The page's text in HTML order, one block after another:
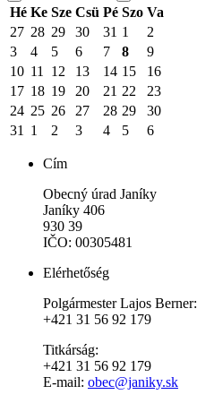
Hé Ke Sze Csü Pé Szo Va
27 28 29 30 31 1
2
3
4 5 6 7 8
9
10 11 12 13 14 15
16
17 18 19 20 21 22
23
24 25 26 27 28 29
30
31
1 2 3 4 5 6
Cím
Obecný úrad Janíky
Janíky 406
930 39
IČO: 00305481
Elérhetőség
Polgármester Lajos Berner:
+421 31 56 92 179
Titkárság:
+421 31 56 92 179
E-mail: obec@janiky.sk